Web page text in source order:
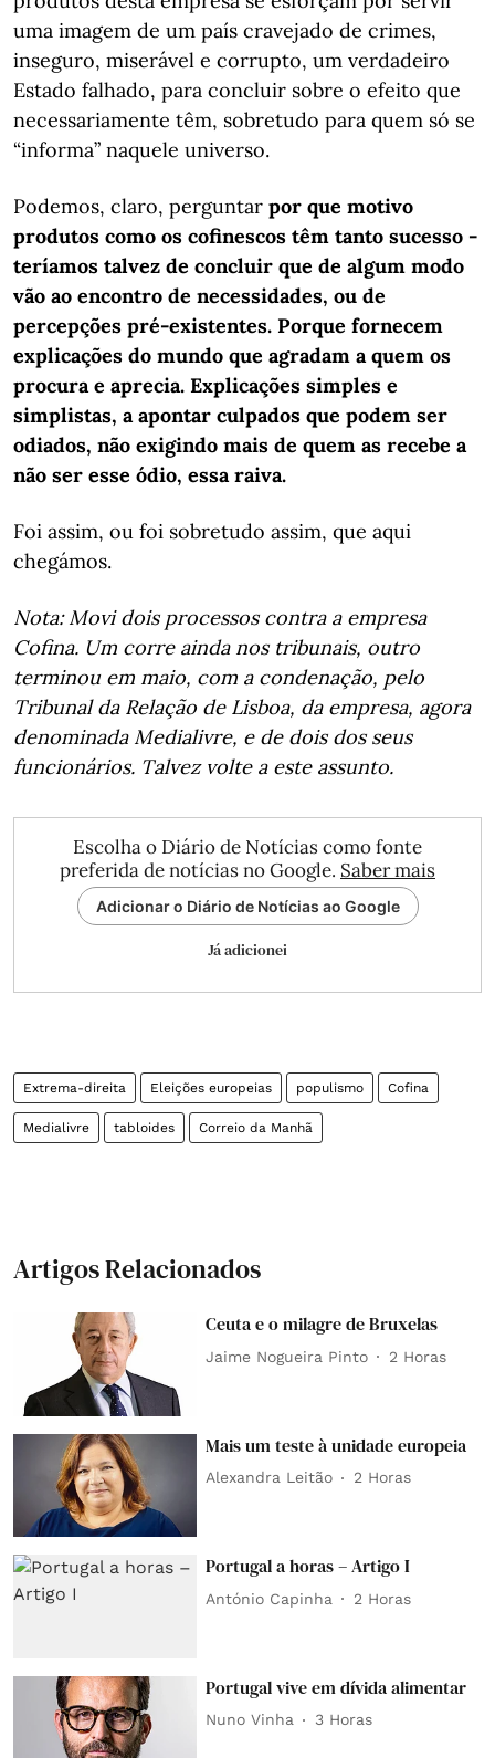
uma imagem de um país cravejado de crimes,
inseguro, miserável e corrupto, um verdadeiro
Estado falhado, para concluir sobre o efeito que
necessariamente têm, sobretudo para quem só se
“informa” naquele universo.
Podemos, claro, perguntar por que motivo
produtos como os cofinescos têm tanto sucesso -
teríamos talvez de concluir que de algum modo
vão ao encontro de necessidades, ou de
percepções pré-existentes. Porque fornecem
explicações do mundo que agradam a quem os
procura e aprecia. Explicações simples e
simplistas, a apontar culpados que podem ser
odiados, não exigindo mais de quem as recebe a
não ser esse ódio, essa raiva.
Foi assim, ou foi sobretudo assim, que aqui
chegámos.
Nota: Movi dois processos contra a empresa
Cofina. Um corre ainda nos tribunais, outro
terminou em maio, com a condenação, pelo
Tribunal da Relação de Lisboa, da empresa, agora
denominada Medialivre, e de dois dos seus
funcionários. Talvez volte a este assunto.
Escolha o Diário de Notícias como fonte
preferida de notícias no Google. Saber mais
Adicionar o Diário de Notícias ao Google
Já adicionei
Extrema-direita Eleições europeias populismo Cofina
Medialivre tabloides Correio da Manhã
Artigos Relacionados
Ceuta e o milagre de Bruxelas
Jaime Nogueira Pinto 2 Horas
Mais um teste à unidade europeia
Alexandra Leitão 2 Horas
Portugal a horas – Artigo I
António Capinha 2 Horas
Portugal vive em dívida alimentar
Nuno Vinha 3 Horas